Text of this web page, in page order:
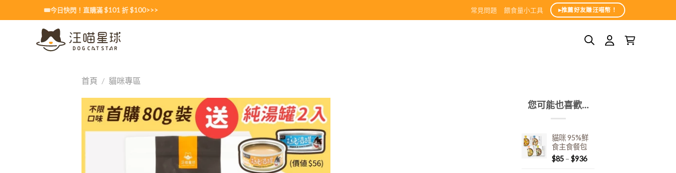
to
🎟️今日快閃！直購滿 $101 折 $100>>> 常見問題 餵食量小工具 ▸推薦好友賺汪喵幣！
首頁 / 貓咪專區
您可能也喜歡…
貓咪 95%鮮
食主食餐包
$85 – $936